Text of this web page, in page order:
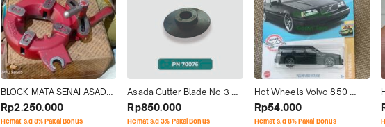
BLOCK MATA SENAI ASADA
BEAVER50 1inc - 2inc
ORIGINAL MADE IN JAPAN
Rp2.250.000
Hemat s.d 8% Pakai Bonus
Asada Cutter Blade No 3
PN 70076
Rp850.000
Hemat s.d 3% Pakai Bonus
Hot Wheels Volvo 850
Estate Hitam Hotwheels
Ryu Asada
Rp54.000
Hemat s.d 8% Pakai Bonus